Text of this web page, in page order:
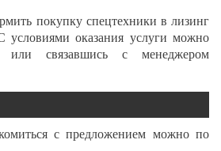
покупку спецтехники в лизинг
условиями оказания услуги можно
или связавшись с менеджером
с предложением можно по